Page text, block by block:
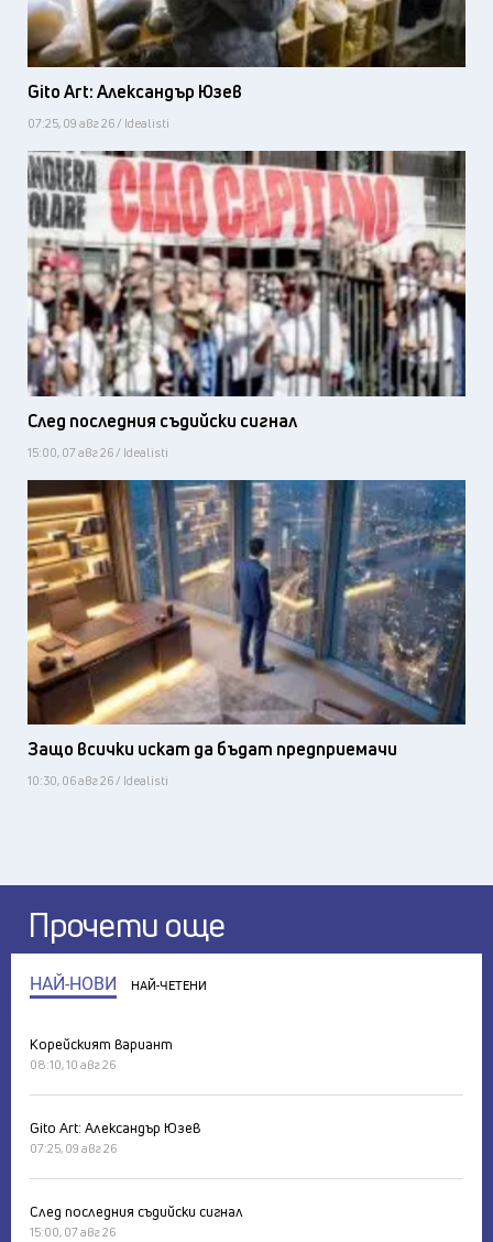
Gito Art: Александър Юзев
07:25, 09 авг 26 / Idealisti
След последния съдийски сигнал
15:00, 07 авг 26 / Idealisti
Защо всички искат да бъдат предприемачи
10:30, 06 авг 26 / Idealisti
Прочети още
НАЙ-НОВИ НАЙ-ЧЕТЕНИ
Корейският вариант
08:10, 10 авг 26
Gito Art: Александър Юзев
07:25, 09 авг 26
След последния съдийски сигнал
15:00, 07 авг 26